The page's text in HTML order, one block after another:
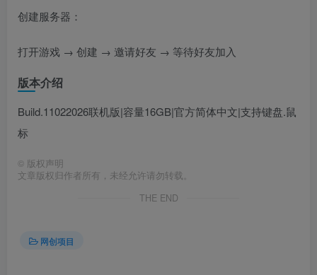
创建服务器：
打开游戏 → 创建 → 邀请好友 → 等待好友加入
版本介绍
Build.11022026联机版|容量16GB|官方简体中文|支持键盘.鼠
标
© 版权声明
文章版权归作者所有，未经允许请勿转载。
THE END
网创项目